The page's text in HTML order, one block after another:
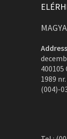
Address
1989
(004)-